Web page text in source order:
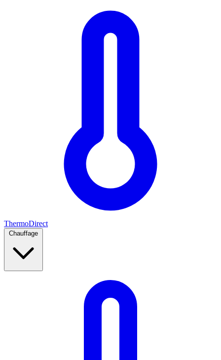
ThermoDirect